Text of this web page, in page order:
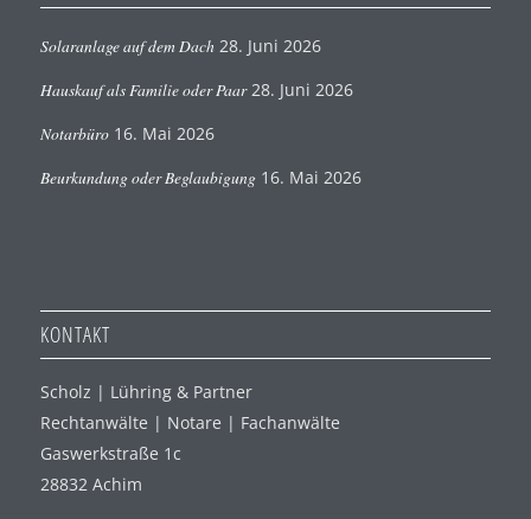
Solaranlage auf dem Dach 28. Juni 2026
Hauskauf als Familie oder Paar 28. Juni 2026
Notarbüro 16. Mai 2026
Beurkundung oder Beglaubigung 16. Mai 2026
KONTAKT
Scholz | Lühring & Partner
Rechtanwälte | Notare | Fachanwälte
Gaswerkstraße 1c
28832 Achim